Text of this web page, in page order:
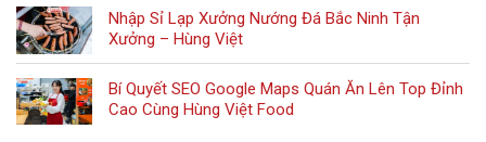
Nhập Sỉ Lạp Xưởng Nướng Đá Bắc Ninh Tận
Xưởng – Hùng Việt
Bí Quyết SEO Google Maps Quán Ăn Lên Top Đỉnh
Cao Cùng Hùng Việt Food